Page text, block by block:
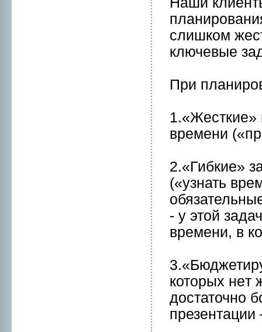
слишком
ключевые
При
1.«Жесткие»
времени
2.«Гибкие»
(«узнать
- у этой
времени, в
которых нeт
достаточнo
презентации